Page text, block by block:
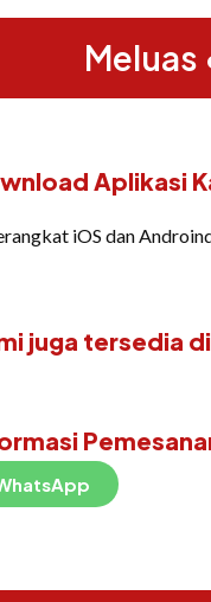
Meluas
Aplikasi
iOS dan
juga tersedia